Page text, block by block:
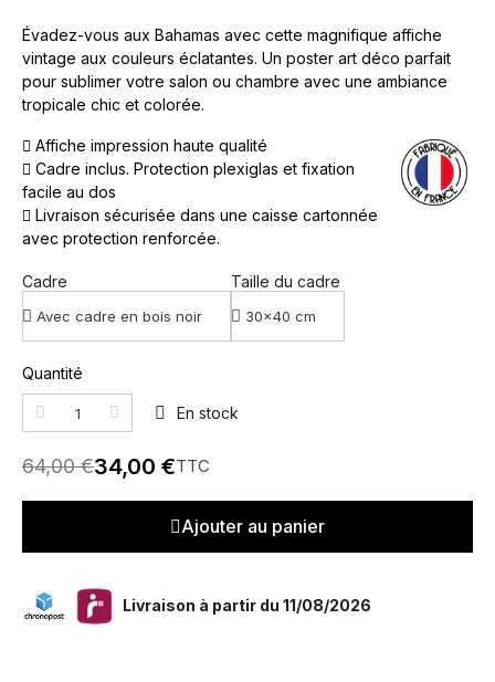
Évadez-vous aux Bahamas avec cette magnifique affiche
vintage aux couleurs éclatantes. Un poster art déco parfait
pour sublimer votre salon ou chambre avec une ambiance
tropicale chic et colorée.
Affiche impression haute qualité
Cadre inclus. Protection plexiglas et fixation
facile au dos
Livraison sécurisée dans une caisse cartonnée
avec protection renforcée.
Cadre Taille du cadre
Quantité
En stock
64,00 €34,00 €TTC
Ajouter au panier
Livraison à partir du 11/08/2026